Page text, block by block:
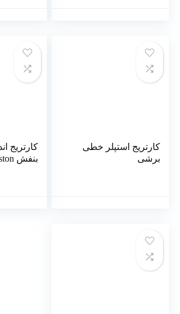
کارتریج استپلر خطی
برشی
بنفش waston